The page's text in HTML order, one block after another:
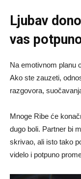
Ljubav
vas
Na emotivnom planu
Ako ste zauzeti,
razgovora,
Mnoge Ribe će
dugo boli. Partner bi
skrivao, ali isto tako
videlo i potpuno